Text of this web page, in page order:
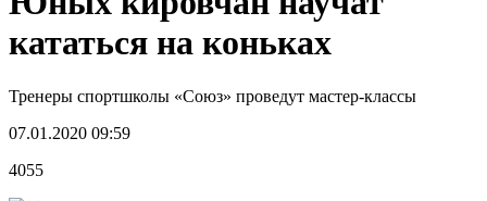
кататься на коньках
Тренеры спортшколы «Союз» проведут мастер-классы
07.01.2020 09:59
4055